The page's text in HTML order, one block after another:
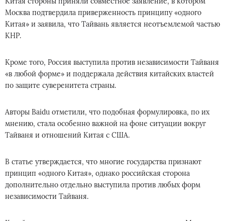
Москва подтвердила приверженность принципу «одного
Китая» и заявила, что Тайвань является неотъемлемой частью
КНР.
Кроме того, Россия выступила против независимости Тайваня
«в любой форме» и поддержала действия китайских властей
по защите суверенитета страны.
Авторы Baidu отметили, что подобная формулировка, по их
мнению, стала особенно важной на фоне ситуации вокруг
Тайваня и отношений Китая с США.
В статье утверждается, что многие государства признают
принцип «одного Китая», однако российская сторона
дополнительно отдельно выступила против любых форм
независимости Тайваня.